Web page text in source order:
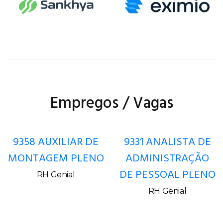
Empregos / Vagas
9358 AUXILIAR DE
MONTAGEM PLENO
RH Genial
9331 ANALISTA DE
ADMINISTRAÇÃO
DE PESSOAL PLENO
RH Genial